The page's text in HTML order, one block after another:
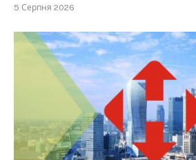
5 Серпня 2026